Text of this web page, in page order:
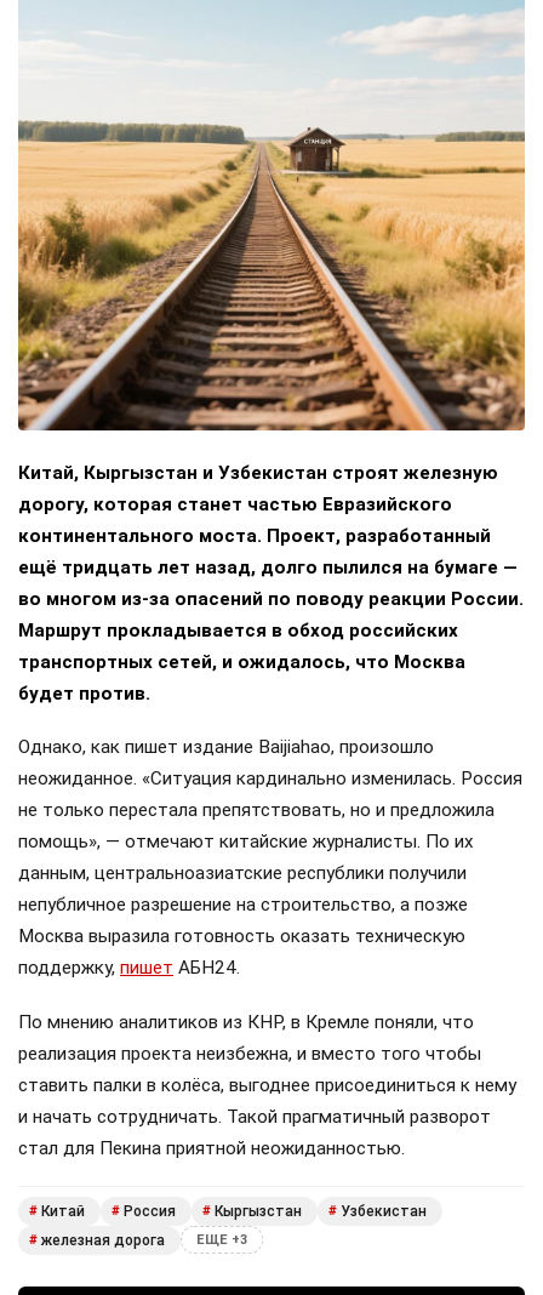
Китай, Кыргызстан и Узбекистан строят железную
дорогу, которая станет частью Евразийского
континентального моста. Проект, разработанный
ещё тридцать лет назад, долго пылился на бумаге —
во многом из-за опасений по поводу реакции России.
Маршрут прокладывается в обход российских
транспортных сетей, и ожидалось, что Москва
будет против.
Однако, как пишет издание Baijiahao, произошло
неожиданное. «Ситуация кардинально изменилась. Россия
не только перестала препятствовать, но и предложила
помощь», — отмечают китайские журналисты. По их
данным, центральноазиатские республики получили
непубличное разрешение на строительство, а позже
Москва выразила готовность оказать техническую
поддержку, пишет АБН24.
По мнению аналитиков из КНР, в Кремле поняли, что
реализация проекта неизбежна, и вместо того чтобы
ставить палки в колёса, выгоднее присоединиться к нему
и начать сотрудничать. Такой прагматичный разворот
стал для Пекина приятной неожиданностью.
# Китай # Россия # Кыргызстан # Узбекистан
# железная дорога ЕЩЕ +3